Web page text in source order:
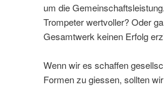
um die
Trompeter wertvoller? Oder
Gesamtwerk keinen Erfolg
Wenn wir es schaffen
Formen zu giessen, sollten